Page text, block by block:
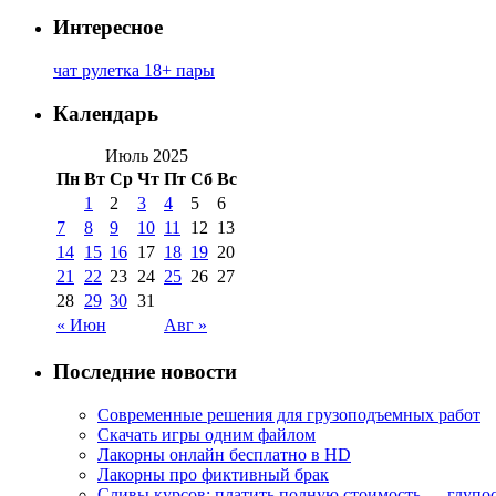
Интересное
чат рулетка 18+ пары
Календарь
Июль 2025
Пн Вт Ср Чт Пт Сб Вс
« Июн Авг »
1 2 3 4 5
6
7
8 9 10 11 12 13
14 15 16 17 18 19 20
21 22 23 24 25 26 27
28 29 30 31
Последние новости
Современные решения для грузоподъемных работ
Скачать игры одним файлом
Лакорны онлайн бесплатно в HD
Лакорны про фиктивный брак